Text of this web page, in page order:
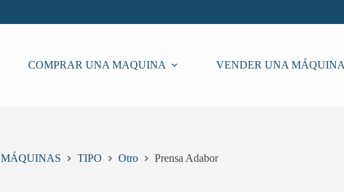
COMPRAR UNA MAQUINA VENDER UNA MÁQUINA
MÁQUINAS TIPO Otro Prensa Adabor